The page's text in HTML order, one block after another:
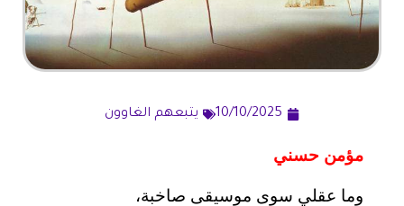
10/10/2025 يتبعهم الغاوون
مؤمن حسني
وما عقلي سوى موسيقى صاخبة،